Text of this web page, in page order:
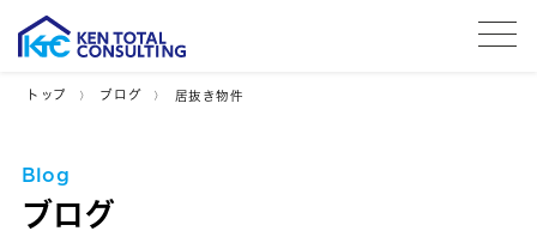
トップ ブログ 居抜き物件
Blog
ブログ